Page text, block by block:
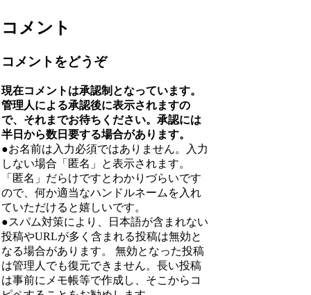
コメント
コメントをどうぞ
現在コメントは承認制となっています。
管理人による承認後に表示されますの
で、それまでお待ちください。承認には
半日から数日要する場合があります。
●お名前は入力必須ではありません。入力
しない場合「匿名」と表示されます。
「匿名」だらけですとわかりづらいです
ので、何か適当なハンドルネームを入れ
ていただけると嬉しいです。
●スパム対策により、日本語が含まれない
投稿やURLが多く含まれる投稿は無効と
なる場合があります。 無効となった投稿
は管理人でも復元できません。長い投稿
は事前にメモ帳等で作成し、そこからコ